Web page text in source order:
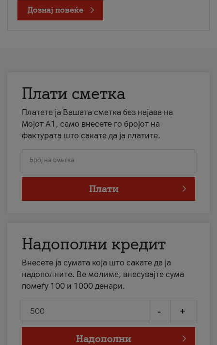
Дознај повеќе
Плати сметка
Платете ја Вашата сметка без најава на
Мојот А1, само внесете го бројот на
фактурата што сакате да ја платите.
Број на сметка
Плати
Надополни кредит
Внесете ја сумата која што сакате да ја
надополните. Ве молиме, внесувајте сума
помеѓу 100 и 1000 денари.
- +
Надополни